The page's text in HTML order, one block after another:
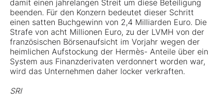
damit einen jahrelangen Streit um diese Beteiligung
beenden. Für den Konzern bedeutet dieser Schritt
einen satten Buchgewinn von 2,4 Milliarden Euro. Die
Strafe von acht Millionen Euro, zu der LVMH von der
französischen Börsenaufsicht im Vorjahr wegen der
heimlichen Aufstockung der Hermès- Anteile über ein
System aus Finanzderivaten verdonnert worden war,
wird das Unternehmen daher locker verkraften.
SRI